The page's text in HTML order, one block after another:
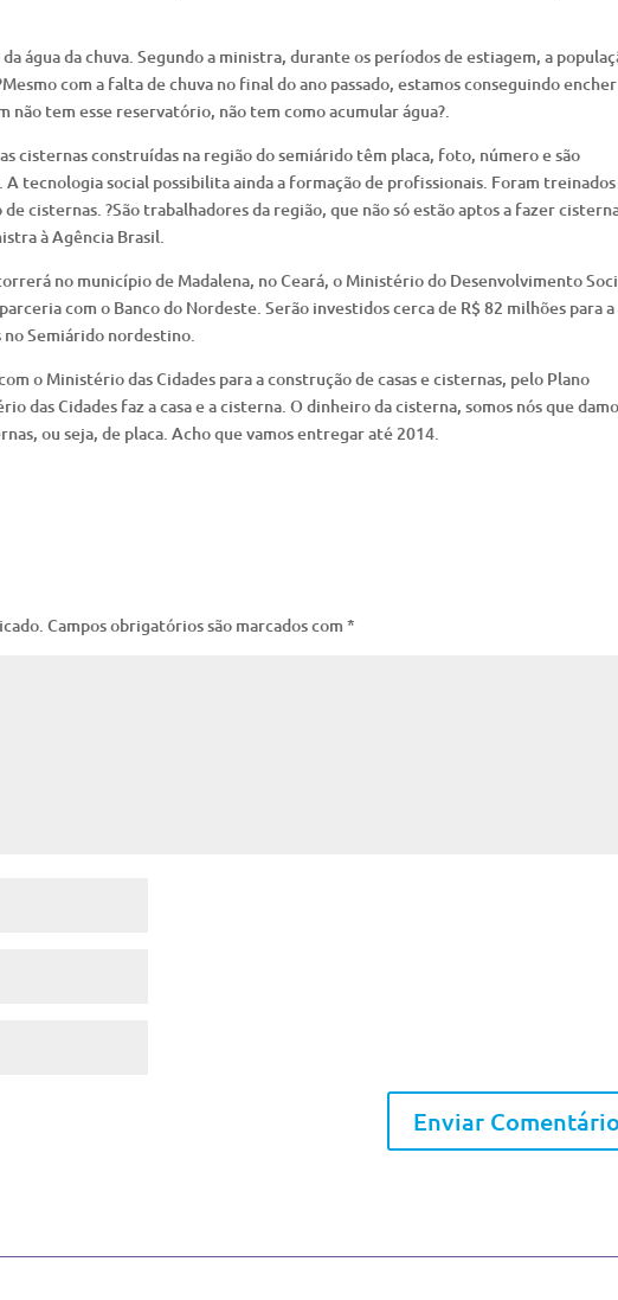
água da chuva. Segundo a ministra, durante os períodos de estiagem, a
com a falta de chuva no final do ano passado, estamos conseguindo encher
não tem esse reservatório, não tem como acumular água?.
cisternas construídas na região do semiárido têm placa, foto, número e são
tecnologia social possibilita ainda a formação de profissionais. Foram treinados
cisternas. ?São trabalhadores da região, que não só estão aptos a fazer
à Agência Brasil.
no município de Madalena, no Ceará, o Ministério do Desenvolvimento
com o Banco do Nordeste. Serão investidos cerca de R$ 82 milhões para a
Semiárido nordestino.
o Ministério das Cidades para a construção de casas e cisternas, pelo Plano
das Cidades faz a casa e a cisterna. O dinheiro da cisterna, somos nós que
ou seja, de placa. Acho que vamos entregar até 2014.
Campos obrigatórios são marcados com *